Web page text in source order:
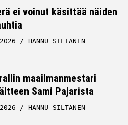
ei voinut käsittää näiden
HANNU SILTANEN
maailmanmestari
Sami Pajarista
HANNU SILTANEN